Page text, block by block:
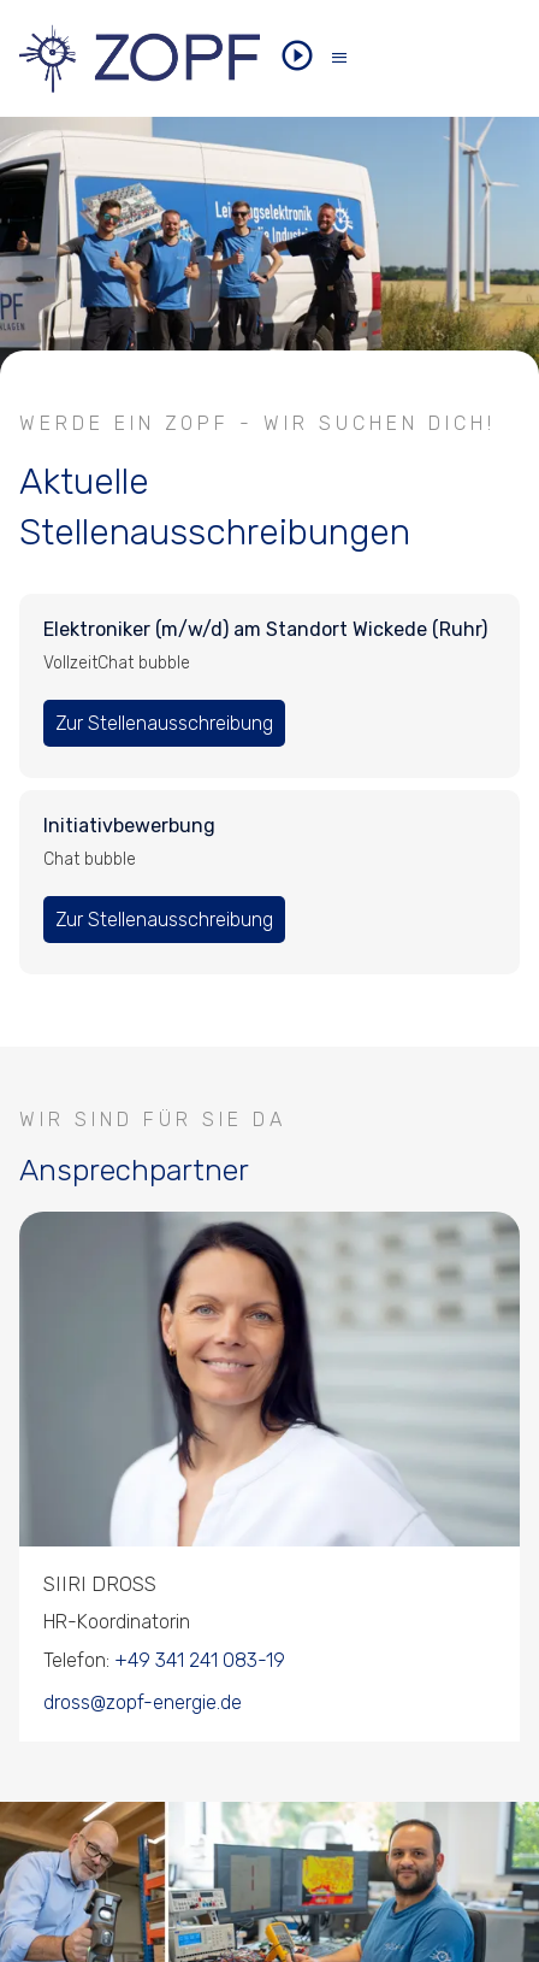
WERDE EIN ZOPF - WIR SUCHEN DICH!
Aktuelle
Stellenausschreibungen
Elektroniker (m/w/d) am Standort Wickede (Ruhr)
VollzeitChat bubble
Zur Stellenausschreibung
Initiativbewerbung
Chat bubble
Zur Stellenausschreibung
WIR SIND FÜR SIE DA
Ansprechpartner
SIIRI DROSS
HR-Koordinatorin
Telefon: +49 341 241 083-19
dross@zopf-energie.de